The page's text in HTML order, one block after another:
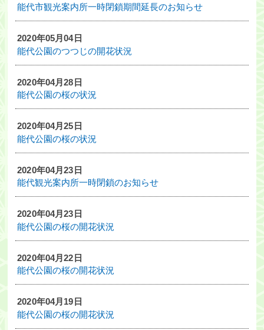
能代市観光案内所一時閉鎖期間延長のお知らせ
2020年05月04日
能代公園のつつじの開花状況
2020年04月28日
能代公園の桜の状況
2020年04月25日
能代公園の桜の状況
2020年04月23日
能代観光案内所一時閉鎖のお知らせ
2020年04月23日
能代公園の桜の開花状況
2020年04月22日
能代公園の桜の開花状況
2020年04月19日
能代公園の桜の開花状況